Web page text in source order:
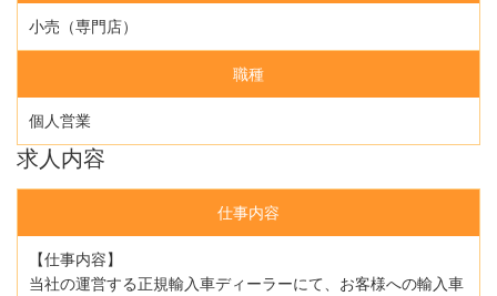
小売（専門店）
職種
個人営業
求人内容
仕事内容
【仕事内容】
当社の運営する正規輸入車ディーラーにて、お客様への輸入車